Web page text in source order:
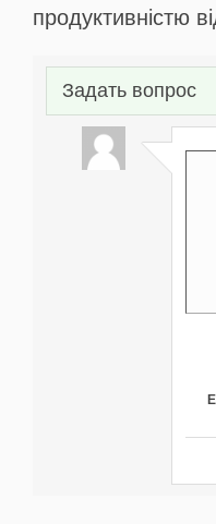
продуктивністю
Задать вопрос